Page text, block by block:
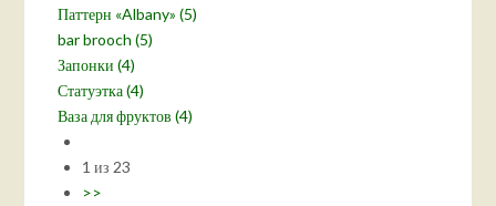
Паттерн «Albany» (5)
bar brooch (5)
Запонки (4)
Статуэтка (4)
Ваза для фруктов (4)
1 из 23
>>